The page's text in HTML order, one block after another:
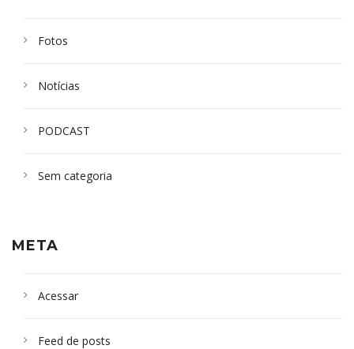
Fotos
Notícias
PODCAST
Sem categoria
META
Acessar
Feed de posts